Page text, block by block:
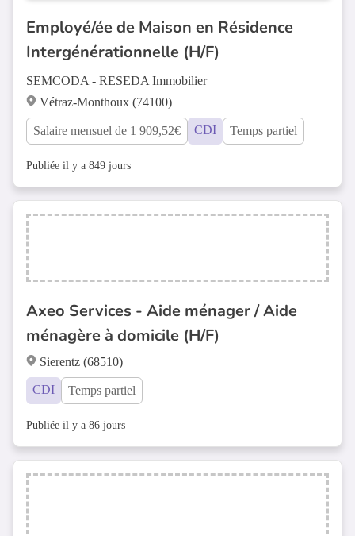
Employé/ée de Maison en Résidence
Intergénérationnelle (H/F)
SEMCODA - RESEDA Immobilier
Vétraz-Monthoux (74100)
Salaire mensuel de 1 909,52€ CDI Temps partiel
Publiée il y a 849 jours
Axeo Services - Aide ménager / Aide
ménagère à domicile (H/F)
Sierentz (68510)
CDI Temps partiel
Publiée il y a 86 jours